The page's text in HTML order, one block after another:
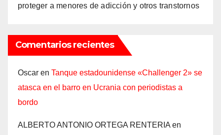
proteger a menores de adicción y otros transtornos
Comentarios recientes
Oscar en Tanque estadounidense «Challenger 2» se
atasca en el barro en Ucrania con periodistas a
bordo
ALBERTO ANTONIO ORTEGA RENTERIA en